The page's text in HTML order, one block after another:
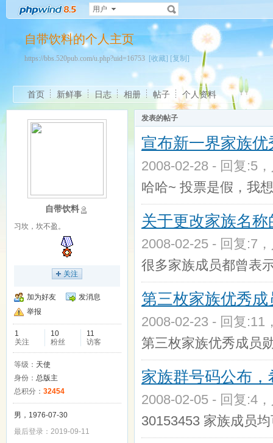
用户
自带饮料的个人主页
https://bbs.520pub.com/u.php?uid=16753 [收藏] [复制]
首页 新鲜事 日志 相册 帖子 个人资料
自带饮料
习坎，坎不盈。
关注
加为好友
发消息
举报
1
关注
10
粉丝
11
访客
等级： 天使
身份： 总版主
总积分： 32454
男，1976-07-30
最后登录：2019-09-11
发表的帖子
宣布新一界家族
2008-02-28 - 回复:5
哈哈~ 投票是假，我
关于更改家族名
2008-02-25 - 回复:7
很多家族成员都曾表
第三枚家族优秀
2008-02-23 - 回复:11
第三枚家族优秀成员
家族群号码公布
2008-02-05 - 回复:4
30153453 家族成员